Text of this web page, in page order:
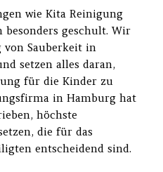
wie Kita Reinigung
geschult. Wir
von Sauberkeit in
setzen alles daran,
für die Kinder zu
in Hamburg hat
höchste
die für das
entscheidend sind.